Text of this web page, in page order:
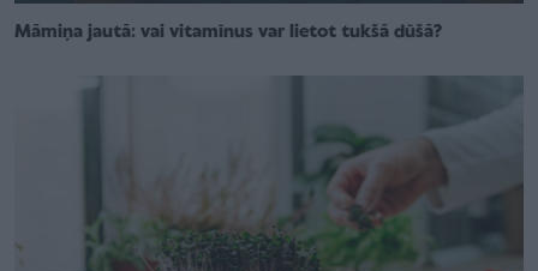
Māmiņa jautā: vai vitamīnus var lietot tukšā dūšā?